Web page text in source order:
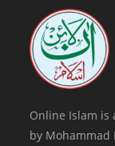
tab
Online Islam is
by Mohammad